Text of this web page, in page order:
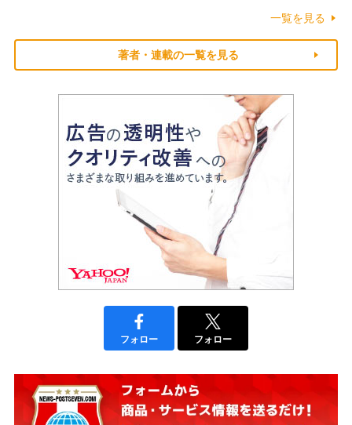
一覧を見る
著者・連載の一覧を見る
フォロー フォロー